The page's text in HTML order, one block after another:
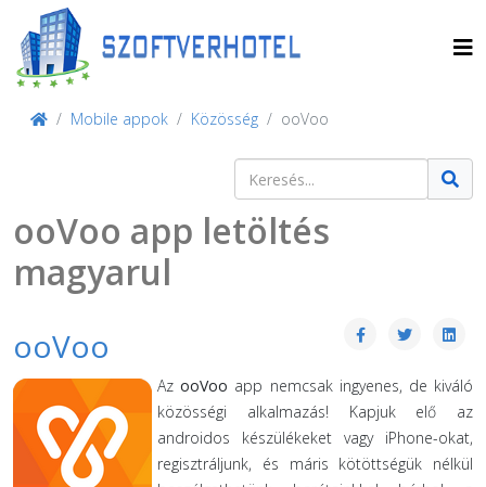
Mobile appok Közösség ooVoo
Keresés
ooVoo app letöltés
magyarul
ooVoo
AzooVoo app nemcsak ingyenes, de kiváló
közösségi alkalmazás! Kapjuk elő az
androidos készülékeket vagy iPhone-okat,
regisztráljunk, és máris kötöttségük nélkül